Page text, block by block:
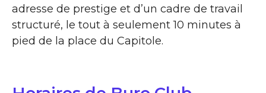
adresse de prestige et d’un cadre de travail
structuré, le tout à seulement 10 minutes à
pied de la place du Capitole.